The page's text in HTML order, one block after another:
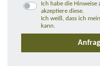
Ich habe die Hinweise
akzeptiere diese.
Ich weiß, dass ich
kann.